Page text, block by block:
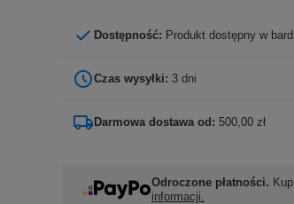
Dostępność: Produkt dostępny w
Czas wysyłki: 3 dni
Darmowa dostawa od: 500,00 zł
Odroczone płatności.
informacji.